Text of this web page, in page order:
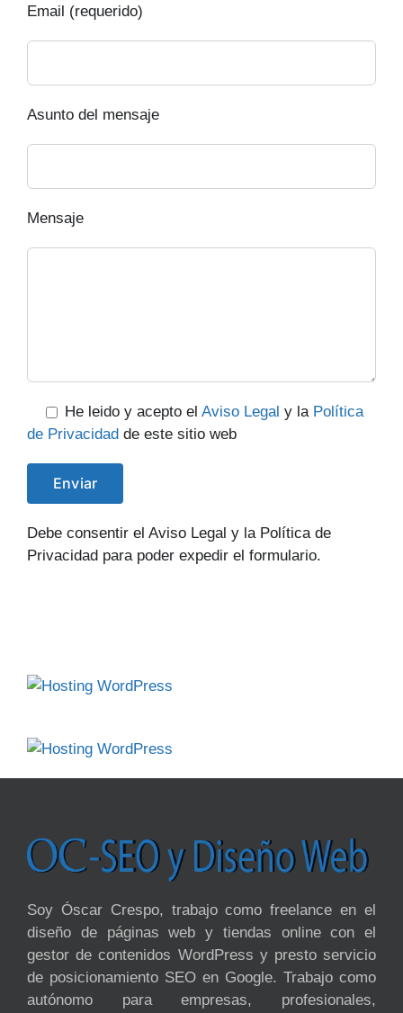
Email (requerido)
Asunto del mensaje
Mensaje
He leido y acepto el Aviso Legal y la Política
de Privacidad de este sitio web
Debe consentir el Aviso Legal y la Política de
Privacidad para poder expedir el formulario.
Soy Óscar Crespo, trabajo como freelance en el
diseño de páginas web y tiendas online con el
gestor de contenidos WordPress y presto servicio
de posicionamiento SEO en Google. Trabajo como
autónomo para empresas, profesionales,